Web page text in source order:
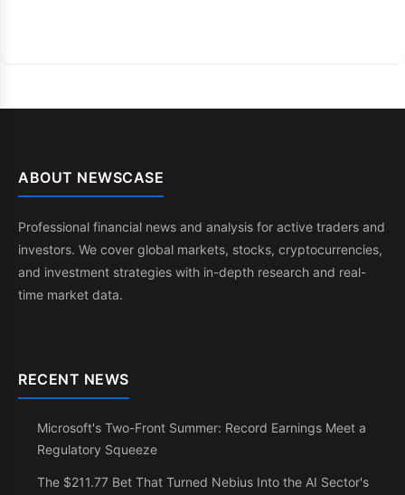
ABOUT NEWSCASE
Professional financial news and analysis for active traders and
investors. We cover global markets, stocks, cryptocurrencies,
and investment strategies with in-depth research and real-
time market data.
RECENT NEWS
Microsoft's Two-Front Summer: Record Earnings Meet a
Regulatory Squeeze
The $211.77 Bet That Turned Nebius Into the AI Sector's